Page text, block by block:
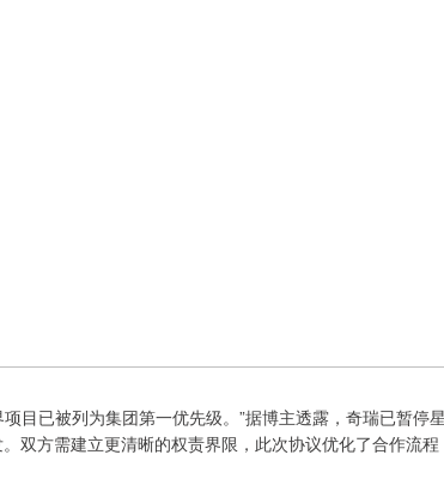
目已被列为集团第一优先级。”据博主透露，奇瑞已暂停
双方需建立更清晰的权责界限，此次协议优化了合作流程